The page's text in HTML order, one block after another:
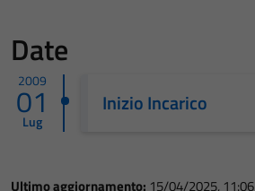
Date
2009
01
Lug
Inizio Incarico
Ultimo aggiornamento: 15/04/2025, 11:06